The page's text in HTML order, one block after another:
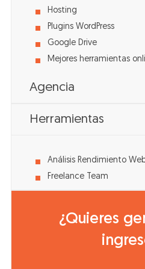
Agencia
Hosting
Plugins WordPress
Google Drive
Mejores herramientas
Herramientas
Análisis Rendimiento
Freelance Team
¿Quieres